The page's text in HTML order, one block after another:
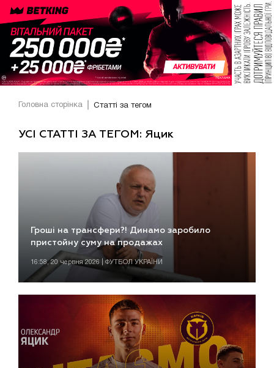
Головна сторінка Статті за тегом
УСІ СТАТТІ ЗА ТЕГОМ: Яцик
Гроші на трансфери?! Динамо заробило
пристойну суму на продажах
16:58, 20 червня 2026 | ФУТБОЛ УКРАЇНИ